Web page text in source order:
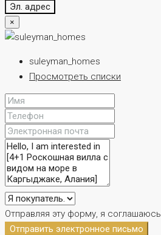
Эл. адрес
×
suleyman_homes
Просмотреть списки
Отправляя эту форму, я соглашаюсь
Отправить электронное письмо